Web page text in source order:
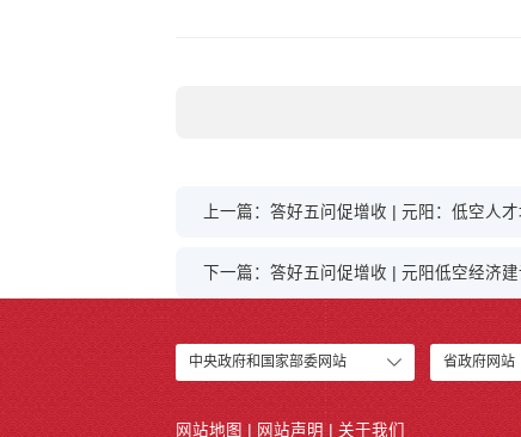
上一篇：答好五问促增收 | 元阳：低空人
下一篇：答好五问促增收 | 元阳低空经济
中央政府和国家部委网站 省政府网站
网站地图 网站声明 关于我们